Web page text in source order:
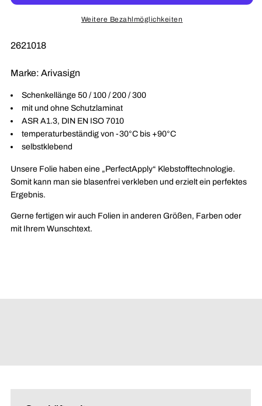
vor
automatischem
vor
Weitere Bezahlmöglichkeiten
SKU:
2621018
Marke: Arivasign
Schenkellänge 50 / 100 / 200 / 300
mit und ohne Schutzlaminat
ASR A1.3, DIN EN ISO 7010
temperaturbeständig von -30°C bis +90°C
selbstklebend
Unsere Folie haben eine „PerfectApply“ Klebstofftechnologie.
Somit kann man sie blasenfrei verkleben und erzielt ein perfektes
Ergebnis.
Gerne fertigen wir auch Folien in anderen Größen, Farben oder
mit Ihrem Wunschtext.